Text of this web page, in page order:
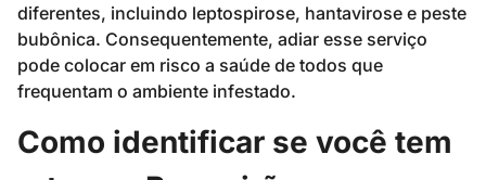
diferentes, incluindo leptospirose, hantavirose e peste
bubônica. Consequentemente, adiar esse serviço
pode colocar em risco a saúde de todos que
frequentam o ambiente infestado.
Como identificar se você tem